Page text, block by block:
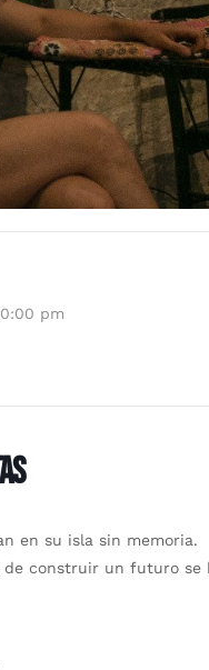
pm
en su isla sin memoria.
construir un futuro se